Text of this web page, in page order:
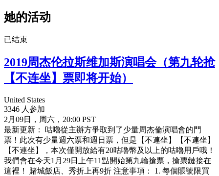
她的活动
已结束
2019周杰伦拉斯维加斯演唱会（第九轮抢
【不连坐】票即将开始）
United States
3346 人参加
2月09日，周六，20:00 PST
最新更新： 咕嚕從主辦方爭取到了少量周杰倫演唱會的門
票！此次有少量週六票和週日票，但是【不連坐】【不連坐】
【不連坐】，本次僅開放給有20咕嚕幣及以上的咕嚕用戶哦！
我們會在今天1月29日上午11點開始第九輪搶票，搶票鏈接在
這裡！ 賭城飯店、秀折上再9折 注意事項： 1. 每個賬號限買